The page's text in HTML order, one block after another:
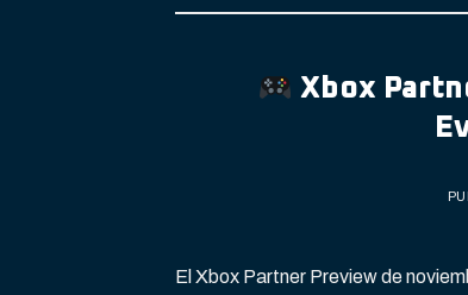
Xbox
El Xbox Partner Preview de